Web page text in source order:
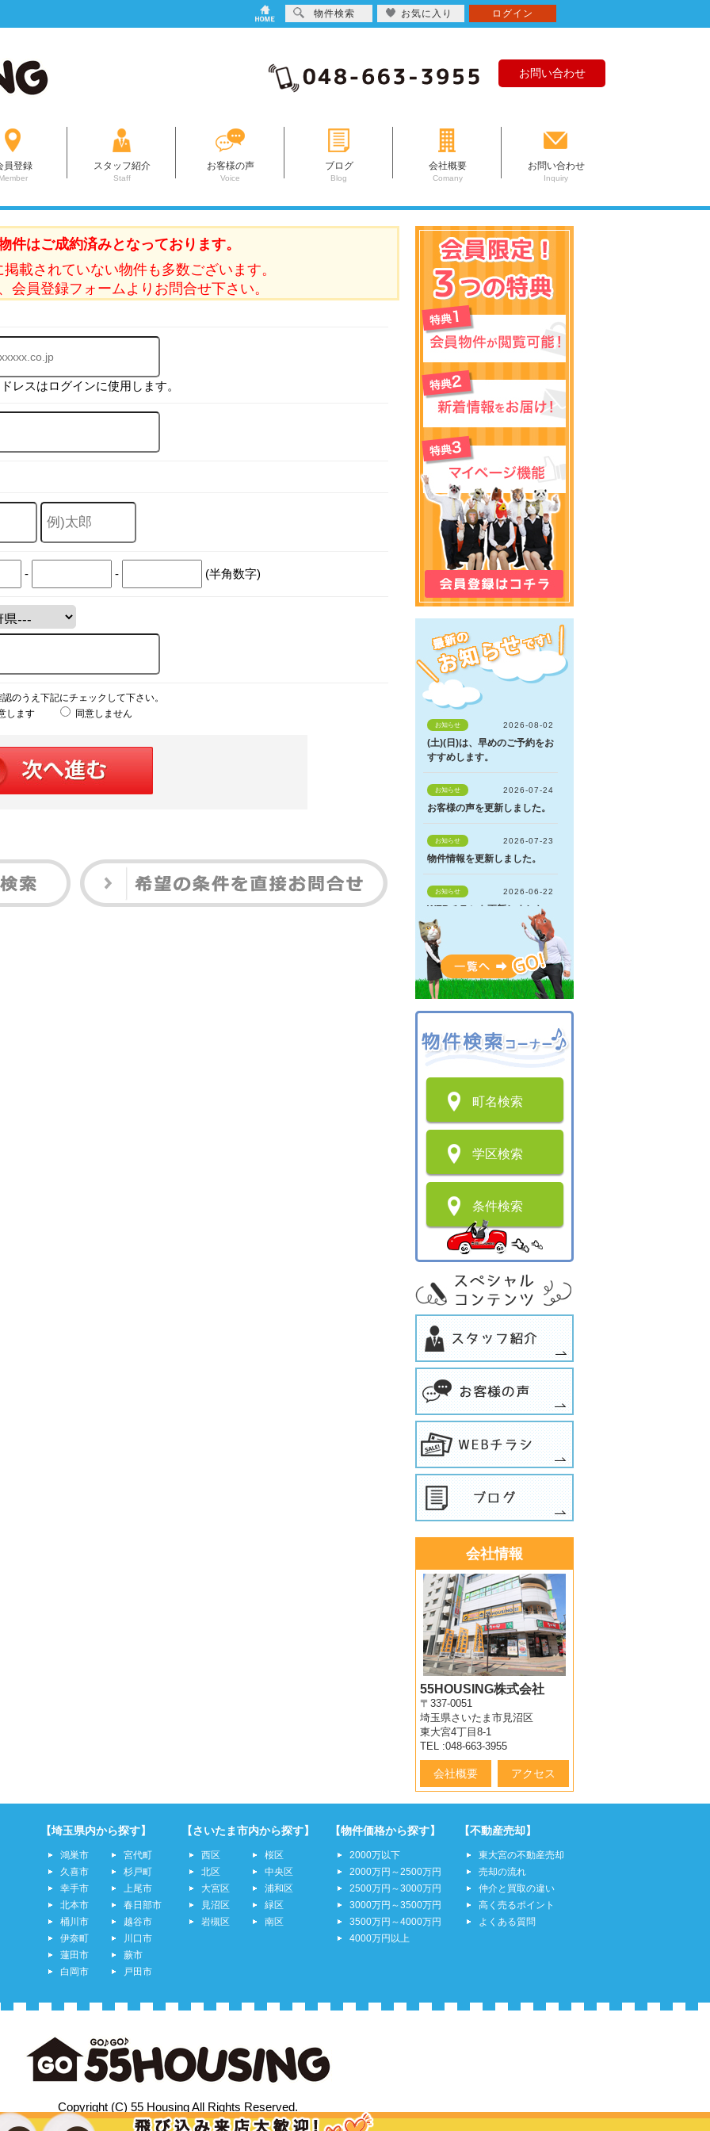
お問い合わせ
員登録 スタッフ紹介
Staff
お客様の声
Voice
ブログ
Blog
会社概要
Comany
お問い合わせ
Inquiry
件はご成約済みとなっております。
載されていない物件も多数ございます。
会員登録フォームよりお問合せ下さい。
レスはログインに使用します。
- - (半角数字)
のうえ下記にチェックして下さい。
します
同意しません
町名検索
学区検索
条件検索
会社情報
55HOUSING株式会社
〒337-0051
埼玉県さいたま市見沼区
東大宮4丁目8-1
TEL :048-663-3955
会社概要 アクセス
【埼玉県内から探す】
鴻巣市
久喜市
幸手市
北本市
桶川市
伊奈町
蓮田市
白岡市
宮代町
杉戸町
上尾市
春日部市
越谷市
川口市
蕨市
戸田市
【さいたま市内から探す】
西区
北区
大宮区
見沼区
岩槻区
桜区
中央区
浦和区
緑区
南区
【物件価格から探す】
2000万以下
2000万円～2500万円
2500万円～3000万円
3000万円～3500万円
3500万円～4000万円
4000万円以上
【不動産売却】
東大宮の不動産売却
売却の流れ
仲介と買取の違い
高く売るポイント
よくある質問
Copyright (C) 55 Housing All Rights Reserved.
物件検索 お気に入り ログイン